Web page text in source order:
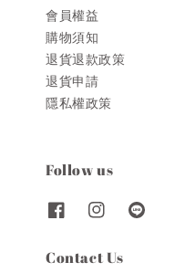
會員權益
購物須知
退貨退款政策
退貨申請
隱私權政策
Follow us
Contact Us